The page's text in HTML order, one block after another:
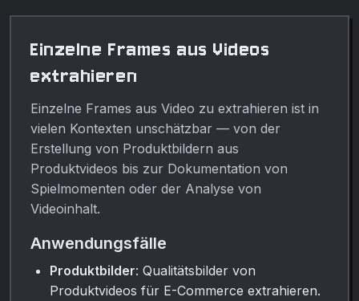
Einzelne Frames aus Videos
extrahieren
Einzelne Frames aus Video zu extrahieren ist in
vielen Kontexten unschätzbar — von der
Erstellung von Produktbildern aus
Produktvideos bis zur Dokumentation von
Spielmomenten oder der Analyse von
Videoinhalt.
Anwendungsfälle
Produktbilder: Qualitätsbilder von
Produktvideos für E-Commerce extrahieren.